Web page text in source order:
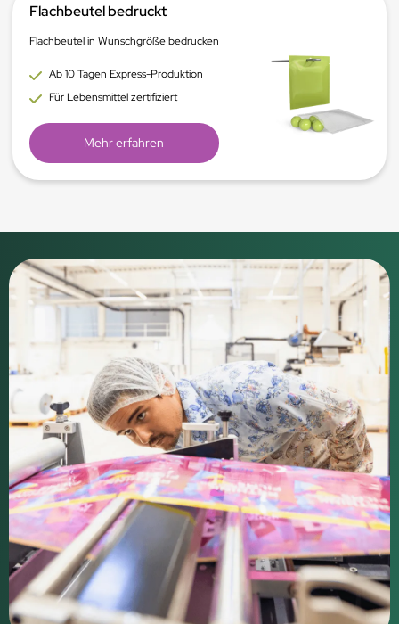
Flachbeutel bedruckt
Flachbeutel in Wunschgröße bedrucken
Ab 10 Tagen Express-Produktion
Für Lebensmittel zertifiziert
Mehr erfahren